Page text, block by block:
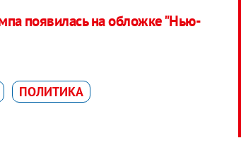
появилась на обложке "Нью-
ПОЛИТИКА